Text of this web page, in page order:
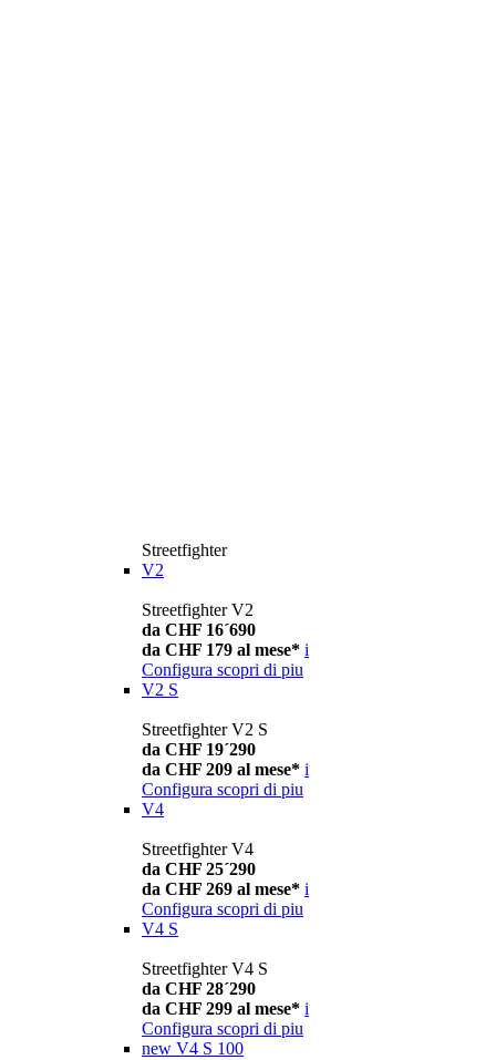
Streetfighter
V2
Streetfighter V2
da CHF 16´690
da CHF 179 al mese* i
Configura scopri di piu
V2 S
Streetfighter V2 S
da CHF 19´290
da CHF 209 al mese* i
Configura scopri di piu
V4
Streetfighter V4
da CHF 25´290
da CHF 269 al mese* i
Configura scopri di piu
V4 S
Streetfighter V4 S
da CHF 28´290
da CHF 299 al mese* i
Configura scopri di piu
new V4 S 100